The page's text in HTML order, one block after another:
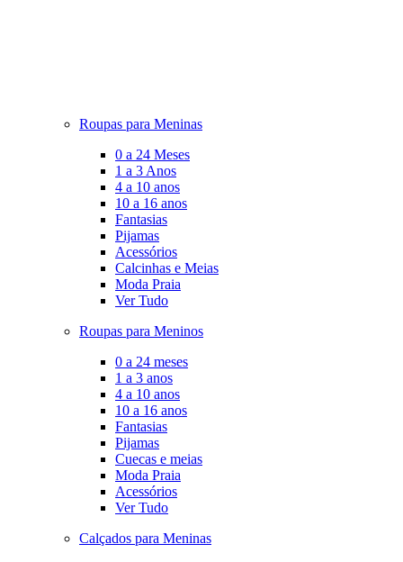
Roupas para Meninas
0 a 24 Meses
1 a 3 Anos
4 a 10 anos
10 a 16 anos
Fantasias
Pijamas
Acessórios
Calcinhas e Meias
Moda Praia
Ver Tudo
Roupas para Meninos
0 a 24 meses
1 a 3 anos
4 a 10 anos
10 a 16 anos
Fantasias
Pijamas
Cuecas e meias
Moda Praia
Acessórios
Ver Tudo
Calçados para Meninas